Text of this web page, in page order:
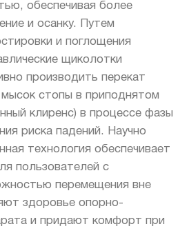
обеспечивая более
и осанку. Путем
и поглощения
щиколотки
производить перекат
стопы в приподнятом
клиренс) в процессе фазы
риска падений. Научно
технология обеспечивает
пользователей с
перемещения вне
здоровье опорно-
и придают комфорт при